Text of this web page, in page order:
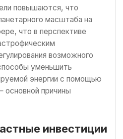
повышаются, что
масштаба на
что в перспективе
возможного
уменьшить
энергии с помощью
основной причины
инвестиции